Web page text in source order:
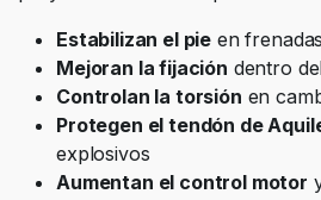
Estabilizan el pie en
Mejoran la fijación dentro
Controlan la torsión en
Protegen el tendón de
explosivos
Aumentan el control motor